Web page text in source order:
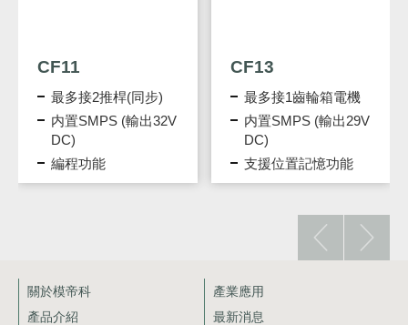
CF11
最多接2推桿(同步)
内置SMPS (輸出32V
DC)
編程功能
CF13
最多接1齒輪箱電機
内置SMPS (輸出29V
DC)
支援位置記憶功能
關於模帝科
產業應用
產品介紹
最新消息